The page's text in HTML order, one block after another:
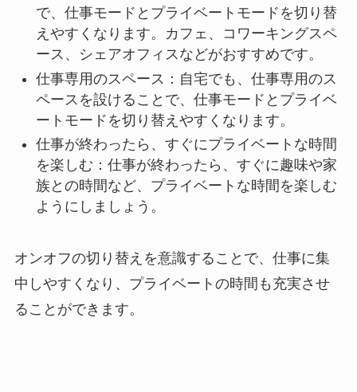
で、仕事モードとプライベートモードを切り替
えやすくなります。カフェ、コワーキングスペ
ース、シェアオフィスなどがおすすめです。
仕事専用のスペース：自宅でも、仕事専用のス
ペースを設けることで、仕事モードとプライベ
ートモードを切り替えやすくなります。
仕事が終わったら、すぐにプライベートな時間
を楽しむ：仕事が終わったら、すぐに趣味や家
族との時間など、プライベートな時間を楽しむ
ようにしましょう。
オンオフの切り替えを意識することで、仕事に集
中しやすくなり、プライベートの時間も充実させ
ることができます。